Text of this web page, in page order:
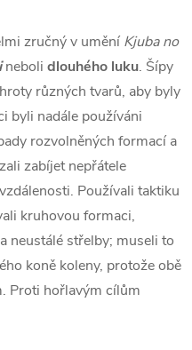
zručný v umění Kjuba no
neboli dlouhého luku. Šípy
různých tvarů, aby byly
byli nadále používáni
rozvolněných formací a
zabíjet nepřátele
Používali taktiku
kruhovou formaci,
neustálé střelby; museli to
koně koleny, protože obě
Proti hořlavým cílům